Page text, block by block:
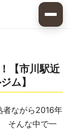
【市川駅近
ム】
ながら2016年
そんな中で一